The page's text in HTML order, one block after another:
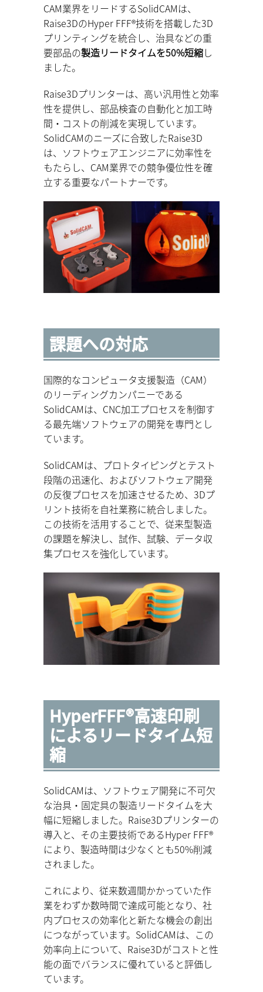
CAM業界をリードするSolidCAMは、
Raise3DのHyper FFF®技術を搭載した3D
プリンティングを統合し、治具などの重
要部品の製造リードタイムを50%短縮し
ました。
Raise3Dプリンターは、高い汎用性と効率
性を提供し、部品検査の自動化と加工時
間・コストの削減を実現しています。
SolidCAMのニーズに合致したRaise3D
は、ソフトウェアエンジニアに効率性を
もたらし、CAM業界での競争優位性を確
立する重要なパートナーです。
課題への対応
国際的なコンピュータ支援製造（CAM）
のリーディングカンパニーである
SolidCAMは、CNC加工プロセスを制御す
る最先端ソフトウェアの開発を専門とし
ています。
SolidCAMは、プロトタイピングとテスト
段階の迅速化、およびソフトウェア開発
の反復プロセスを加速させるため、3Dプ
リント技術を自社業務に統合しました。
この技術を活用することで、従来型製造
の課題を解決し、試作、試験、データ収
集プロセスを強化しています。
HyperFFF®高速印刷
によるリードタイム短
縮
SolidCAMは、ソフトウェア開発に不可欠
な治具・固定具の製造リードタイムを大
幅に短縮しました。Raise3Dプリンターの
導入と、その主要技術であるHyper FFF®
により、製造時間は少なくとも50%削減
されました。
これにより、従来数週間かかっていた作
業をわずか数時間で達成可能となり、社
内プロセスの効率化と新たな機会の創出
につながっています。SolidCAMは、この
効率向上について、Raise3Dがコストと性
能の面でバランスに優れていると評価し
ています。